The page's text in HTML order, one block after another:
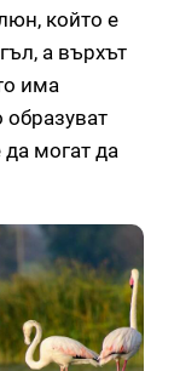
който е
а върхът
има
образуват
могат да